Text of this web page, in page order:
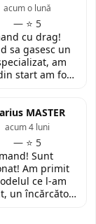
— ⭐ 5
acum o lună
cu drag!
sa gasesc un
am
start am fost
am fost placut
de
si priceperea
Multumesc
pentru ajutorul
oferit!
MASTER
— ⭐ 5
acum 4 luni
Sunt
Am primit
ce l-am
un încărcător